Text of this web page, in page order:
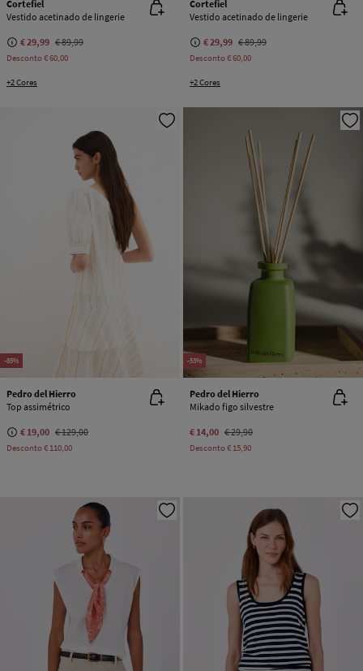
Cortefiel
Vestido acetinado de lingerie
€ 29,99 € 89,99
Desconto€ 60,00
+2 Cores
Cortefiel
Vestido acetinado de lingerie
€ 29,99 € 89,99
Desconto€ 60,00
+2 Cores
-85%
Pedro del Hierro
Top assimétrico
€ 19,00 € 129,00
Desconto€ 110,00
-53%
Pedro del Hierro
Mikado figo silvestre
€ 14,00 € 29,90
Desconto€ 15,90